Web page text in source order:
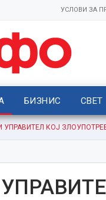
УСЛОВИ ЗА
БИЗНИС СВЕТ
КОЈ